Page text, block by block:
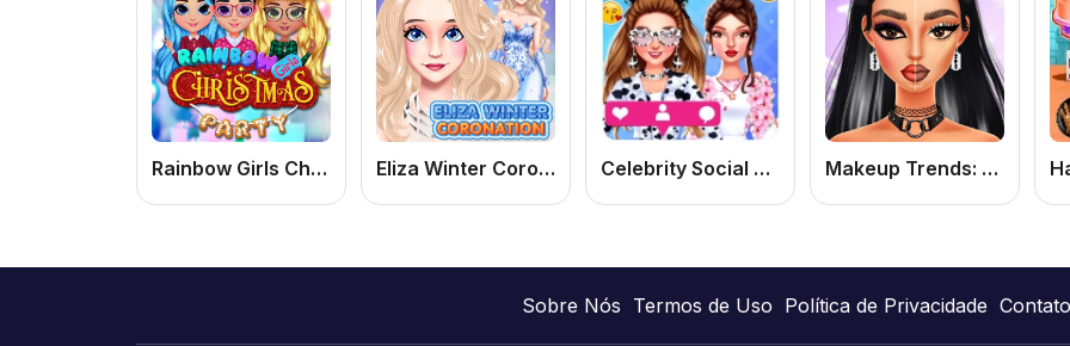
Rainbow Girls Christmas Party Eliza Winter Coronation Celebrity Social Media Adventure: Jogo de Moda Online Grátis com Looks de Celebridades Makeup Trends: Then And Now
Sobre Nós Termos de Uso Política de Privacidade Contato